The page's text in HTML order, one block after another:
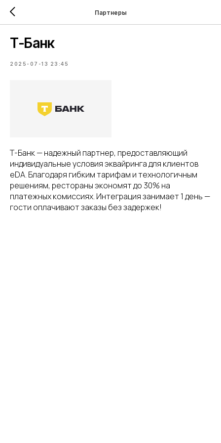
Партнеры
Т-Банк
2025-07-13 23:45
Т-Банк — надежный партнер, предоставляющий
индивидуальные условия эквайринга для клиентов
eDA. Благодаря гибким тарифам и технологичным
решениям, рестораны экономят до 30% на
платежных комиссиях. Интеграция занимает 1 день —
гости оплачивают заказы без задержек!